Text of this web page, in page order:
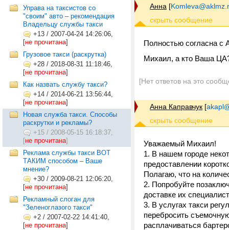
Управа на таксистов со
"своим" авто – рекомендация
Владельцу службы такси
+13 / 2007-04-24 14:26:06,
[не прочитана]
Грузовое такси (раскрутка)
+28 / 2018-08-31 11:18:46,
[не прочитана]
Как назвать службу такси?
+14 / 2014-06-21 13:56:44,
[не прочитана]
Новая служба такси. Способы
раскрутки и рекламы?
+15 / 2008-05-15 16:18:37,
[не прочитана]
Реклама службы такси ВОТ
ТАКИМ способом – Ваше
мнение?
+30 / 2009-08-21 12:06:20,
[не прочитана]
Рекламный слоган для
"Зеленоглазого такси"
+2 / 2007-02-22 14:41:40,
[не прочитана]
Анна [
Полностью согласна с
Михаил, а кто Ваша
[Нет ответов на это
Анна Каправчук [
Уважаемый Михаил!
1. В нашем городе
предоставлении
Полагаю, что на
2. Попробуйте
доставке их
3. В услугах такси
перебросить
расплачиваться